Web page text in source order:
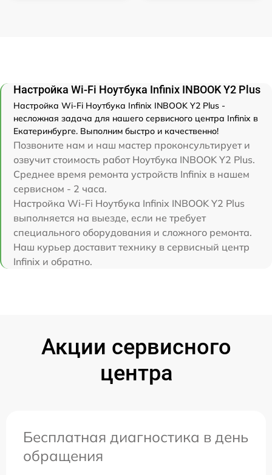
Настройка Wi-Fi Ноутбука Infinix INBOOK Y2 Plus
Настройка Wi-Fi Ноутбука Infinix INBOOK Y2 Plus -
несложная задача для нашего сервисного центра Infinix в
Екатеринбурге. Выполним быстро и качественно!
Позвоните нам и наш мастер проконсультирует и
озвучит стоимость работ Ноутбука INBOOK Y2 Plus.
Среднее время ремонта устройств Infinix в нашем
сервисном - 2 часа.
Настройка Wi-Fi Ноутбука Infinix INBOOK Y2 Plus
выполняется на выезде, если не требует
специального оборудования и сложного ремонта.
Наш курьер доставит технику в сервисный центр
Infinix и обратно.
Акции сервисного
центра
Бесплатная диагностика в день
обращения